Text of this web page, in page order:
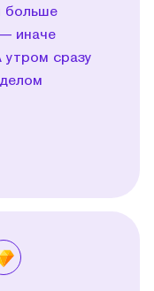
больше
иначе
сразу